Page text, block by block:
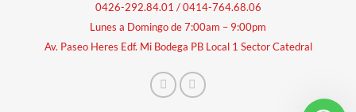
0426-292.84.01 /0414-764.68.06
Lunes a Domingo de 7:00am – 9:00pm
Av. Paseo Heres Edf. Mi Bodega PB Local 1 Sector Catedral